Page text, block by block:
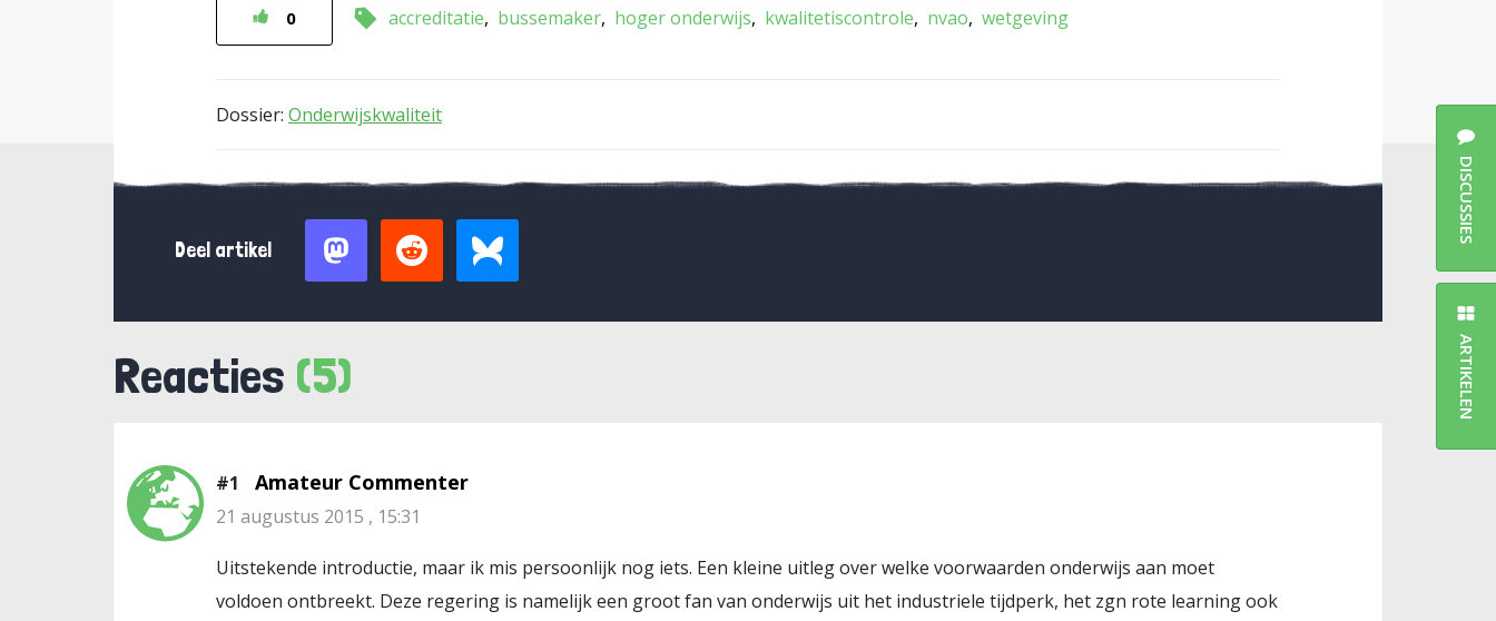
0 accreditatie bussemaker hoger onderwijs kwalitetiscontrole nvao wetgeving
Dossier: Onderwijskwaliteit
Deel artikel
Reacties (5)
#1 Amateur Commenter
21 augustus 2015 , 15:31
Uitstekende introductie, maar ik mis persoonlijk nog iets. Een kleine uitleg over welke voorwaarden onderwijs aan moet
voldoen ontbreekt. Deze regering is namelijk een groot fan van onderwijs uit het industriele tijdperk, het zgn rote learning ook
DISCUSSIES
ARTIKELEN